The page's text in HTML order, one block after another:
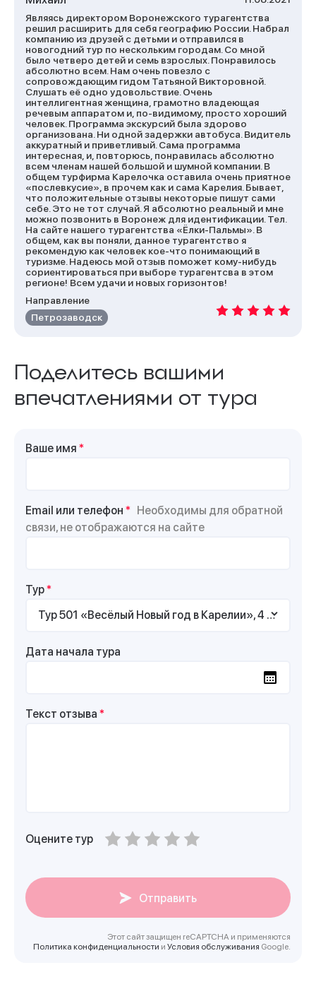
Являясь директором Воронежского турагентства
решил расширить для себя географию России. Набрал
компанию из друзей с детьми и отправился в
новогодний тур по нескольким городам. Со мной
было четверо детей и семь взрослых. Понравилось
абсолютно всем. Нам очень повезло с
сопровождающим гидом Татьяной Викторовной.
Слушать её одно удовольствие. Очень
интеллигентная женщина, грамотно владеющая
речевым аппаратом и, по-видимому, просто хороший
человек. Программа экскурсий была здорово
организована. Ни одной задержки автобуса. Видитель
аккуратный и приветливый. Сама программа
интересная, и, повторюсь, понравилась абсолютно
всем членам нашей большой и шумной компании. В
общем турфирма Карелочка оставила очень приятное
«послевкусие», в прочем как и сама Карелия. Бывает,
что положительные отзывы некоторые пишут сами
себе. Это не тот случай. Я абсолютно реальный и мне
можно позвонить в Воронеж для идентификации. Тел.
На сайте нашего турагентства «Ёлки-Пальмы». В
общем, как вы поняли, данное турагентство я
рекомендую как человек кое-что понимающий в
туризме. Надеюсь мой отзыв поможет кому-нибудь
сориентироваться при выборе турагентсва в этом
регионе! Всем удачи и новых горизонтов!
Направление
Петрозаводск
Поделитесь вашими
впечатлениями от тура
Ваше имя *
Email или телефон * Необходимы для обратной
связи, не отображаются на сайте
Тур*
Тур 501 «Весёлый Новый год в Карелии», 4 дня/3 ночи
Дата начала тура
Текст отзыва *
Оцените тур
Отправить
Этот сайт защищен reCAPTCHA и применяются
Политика конфиденциальности и Условия обслуживания Google.